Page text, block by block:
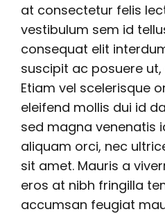
at consectetur felis
vestibulum sem id
consequat elit
suscipit ac posuere
Etiam vel scelerisque
eleifend mollis dui id
sed magna venenatis
aliquam orci, nec
sit amet. Mauris a
eros at nibh fringilla
accumsan feugiat